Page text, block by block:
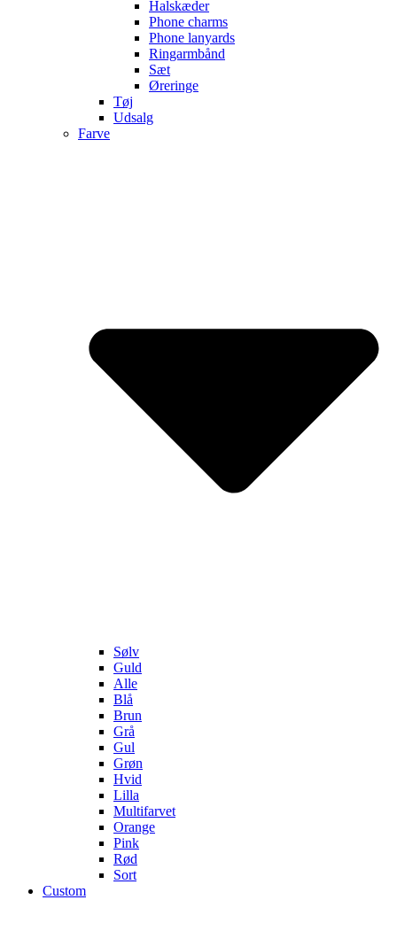
Halskæder
Phone charms
Phone lanyards
Ringarmbånd
Sæt
Øreringe
Tøj
Udsalg
Farve
Sølv
Guld
Alle
Blå
Brun
Grå
Gul
Grøn
Hvid
Lilla
Multifarvet
Orange
Pink
Rød
Sort
Custom